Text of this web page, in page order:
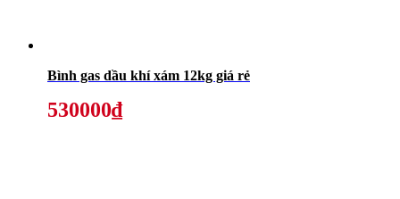
Bình gas dầu khí xám 12kg giá rẻ
530000₫